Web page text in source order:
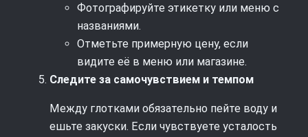
Фотографируйте этикетку или меню с
названиями.
Отметьте примерную цену, если
видите её в меню или магазине.
Следите за самочувствием и темпом
Между глотками обязательно пейте воду и
ешьте закуски. Если чувствуете усталость